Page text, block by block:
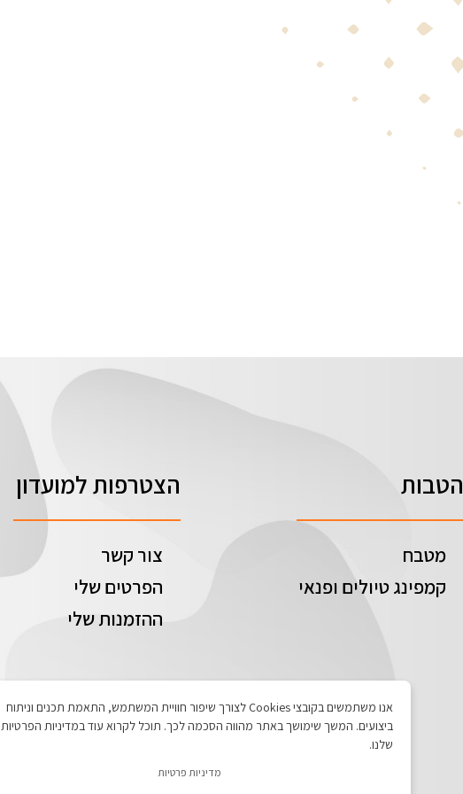
אנו משתמשים בקובצי Cookies לצורך שיפור חוויית המשתמש, התאמת תכנים וניתוח
ביצועים. המשך שימושך באתר מהווה הסכמה לכך. תוכל לקרוא עוד במדיניות הפרטיות
שלנו.
מדיניות פרטיות
הטבות
מטבח
קמפינג טיולים ופנאי
הצטרפות למועדון
צור קשר
הפרטים שלי
ההזמנות שלי